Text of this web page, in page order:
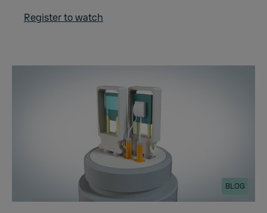
Register to watch
BLOG